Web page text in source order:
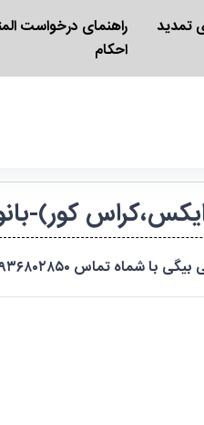
تمدید
راهنمای درخواست
احکام
دوره
تماس ۰۹۹۳۶۸۰۲۸۵۰